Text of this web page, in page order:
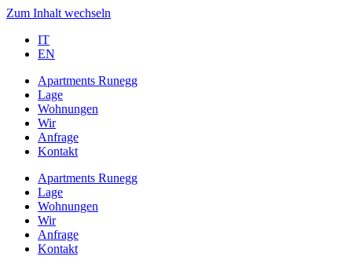
Zum Inhalt wechseln
IT
EN
Apartments Runegg
Lage
Wohnungen
Wir
Anfrage
Kontakt
Apartments Runegg
Lage
Wohnungen
Wir
Anfrage
Kontakt